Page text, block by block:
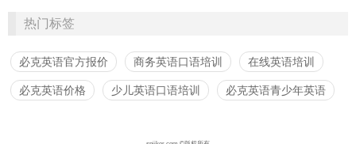
热门标签
必克英语官方报价 商务英语口语培训 在线英语培训
必克英语价格 少儿英语口语培训 必克英语青少年英语